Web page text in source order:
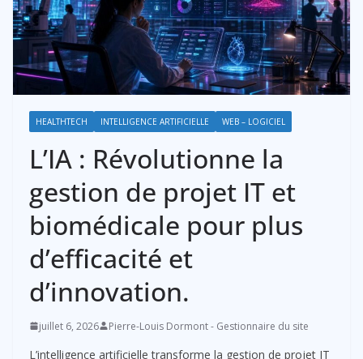
HEALTHTECH INTELLIGENCE ARTIFICIELLE WEB – LOGICIEL
L’IA : Révolutionne la
gestion de projet IT et
biomédicale pour plus
d’efficacité et
d’innovation.
juillet 6, 2026 Pierre-Louis Dormont - Gestionnaire du site
L’intelligence artificielle transforme la gestion de projet IT